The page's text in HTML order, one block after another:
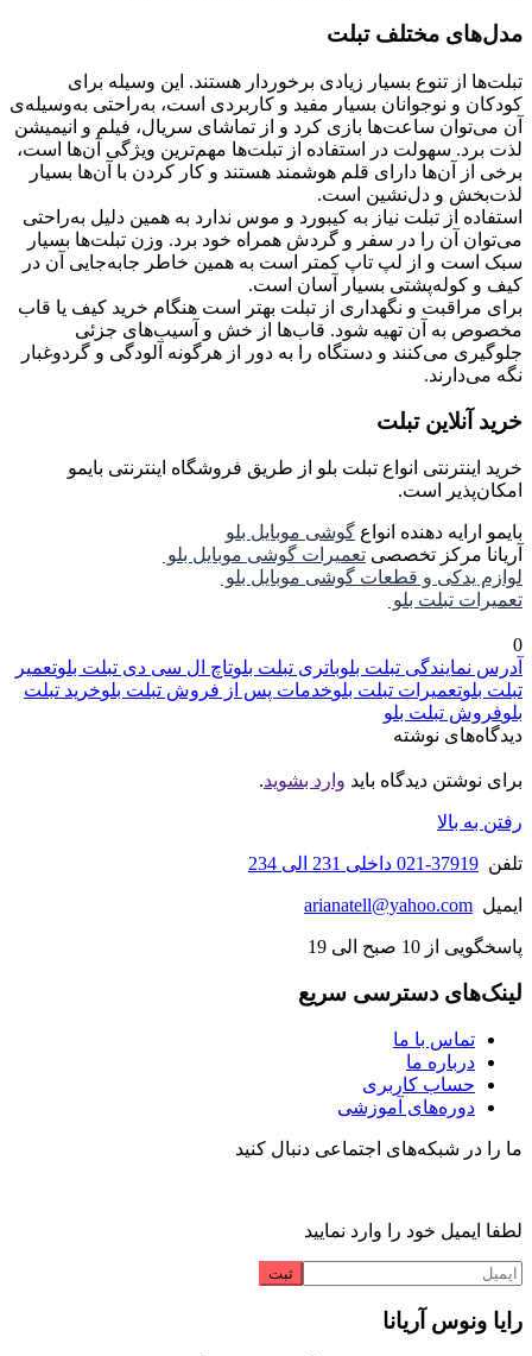
مدل‌های مختلف تبلت
تبلت‌ها از تنوع بسیار زیادی برخوردار هستند. این وسیله برای
کودکان و نوجوانان بسیار مفید و کاربردی است، به‌راحتی به‌وسیله‌ی
آن می‌توان ساعت‌ها بازی کرد و از تماشای سریال، فیلم و انیمیشن
لذت برد. سهولت در استفاده‌ از تبلت‌ها مهم‌ترین ویژگی‌ آن‌ها است،
برخی از آن‌ها دارای قلم هوشمند هستند و کار کردن با آن‌ها بسیار
لذت‌بخش و دل‌نشین است.
استفاده از تبلت نیاز به کیبورد و موس ندارد به همین دلیل به‌راحتی
می‌توان آن را در سفر و گردش همراه خود برد. وزن تبلت‌ها بسیار
سبک است و از لپ تاپ کمتر است به همین خاطر جابه‌جایی آن در
کیف و کوله‌پشتی بسیار آسان است.
برای مراقبت و نگهداری از تبلت بهتر است هنگام خرید کیف یا قاب
مخصوص به آن تهیه شود. قاب‌ها از خش و آسیب‌های جزئی
جلوگیری می‌کنند و دستگاه را به دور از هرگونه آلودگی و گردوغبار
نگه می‌دارند.
خرید آنلاین تبلت
خرید اینترنتی انواع تبلت بلو از طریق فروشگاه اینترنتی بایمو
امکان‌پذیر است.
بایمو ارایه دهنده انواع گوشی موبایل بلو
آریانا مرکز تخصصی تعمیرات گوشی موبایل بلو
لوازم یدکی و قطعات گوشی موبایل بلو
تعمیرات تبلت بلو
0
آدرس نمایندگی تبلت بلوباتری تبلت بلوتاچ ال سی دی تبلت بلوتعمیر
تبلت بلوتعمیرات تبلت بلوخدمات پس از فروش تبلت بلوخرید تبلت
بلوفروش تبلت بلو
دیدگاه‌های نوشته
برای نوشتن دیدگاه باید وارد بشوید.
رفتن به بالا
تلفن 37919-021 داخلی 231 الی 234
ایمیل arianatell@yahoo.com
پاسخگویی از 10 صبح الی 19
لینک‌های دسترسی سریع
تماس با ما
درباره ما
حساب کاربری
دوره‌های آموزشی
ما را در شبکه‌های اجتماعی دنبال کنید
لطفا ایمیل خود را وارد نمایید
رایا ونوس آریانا